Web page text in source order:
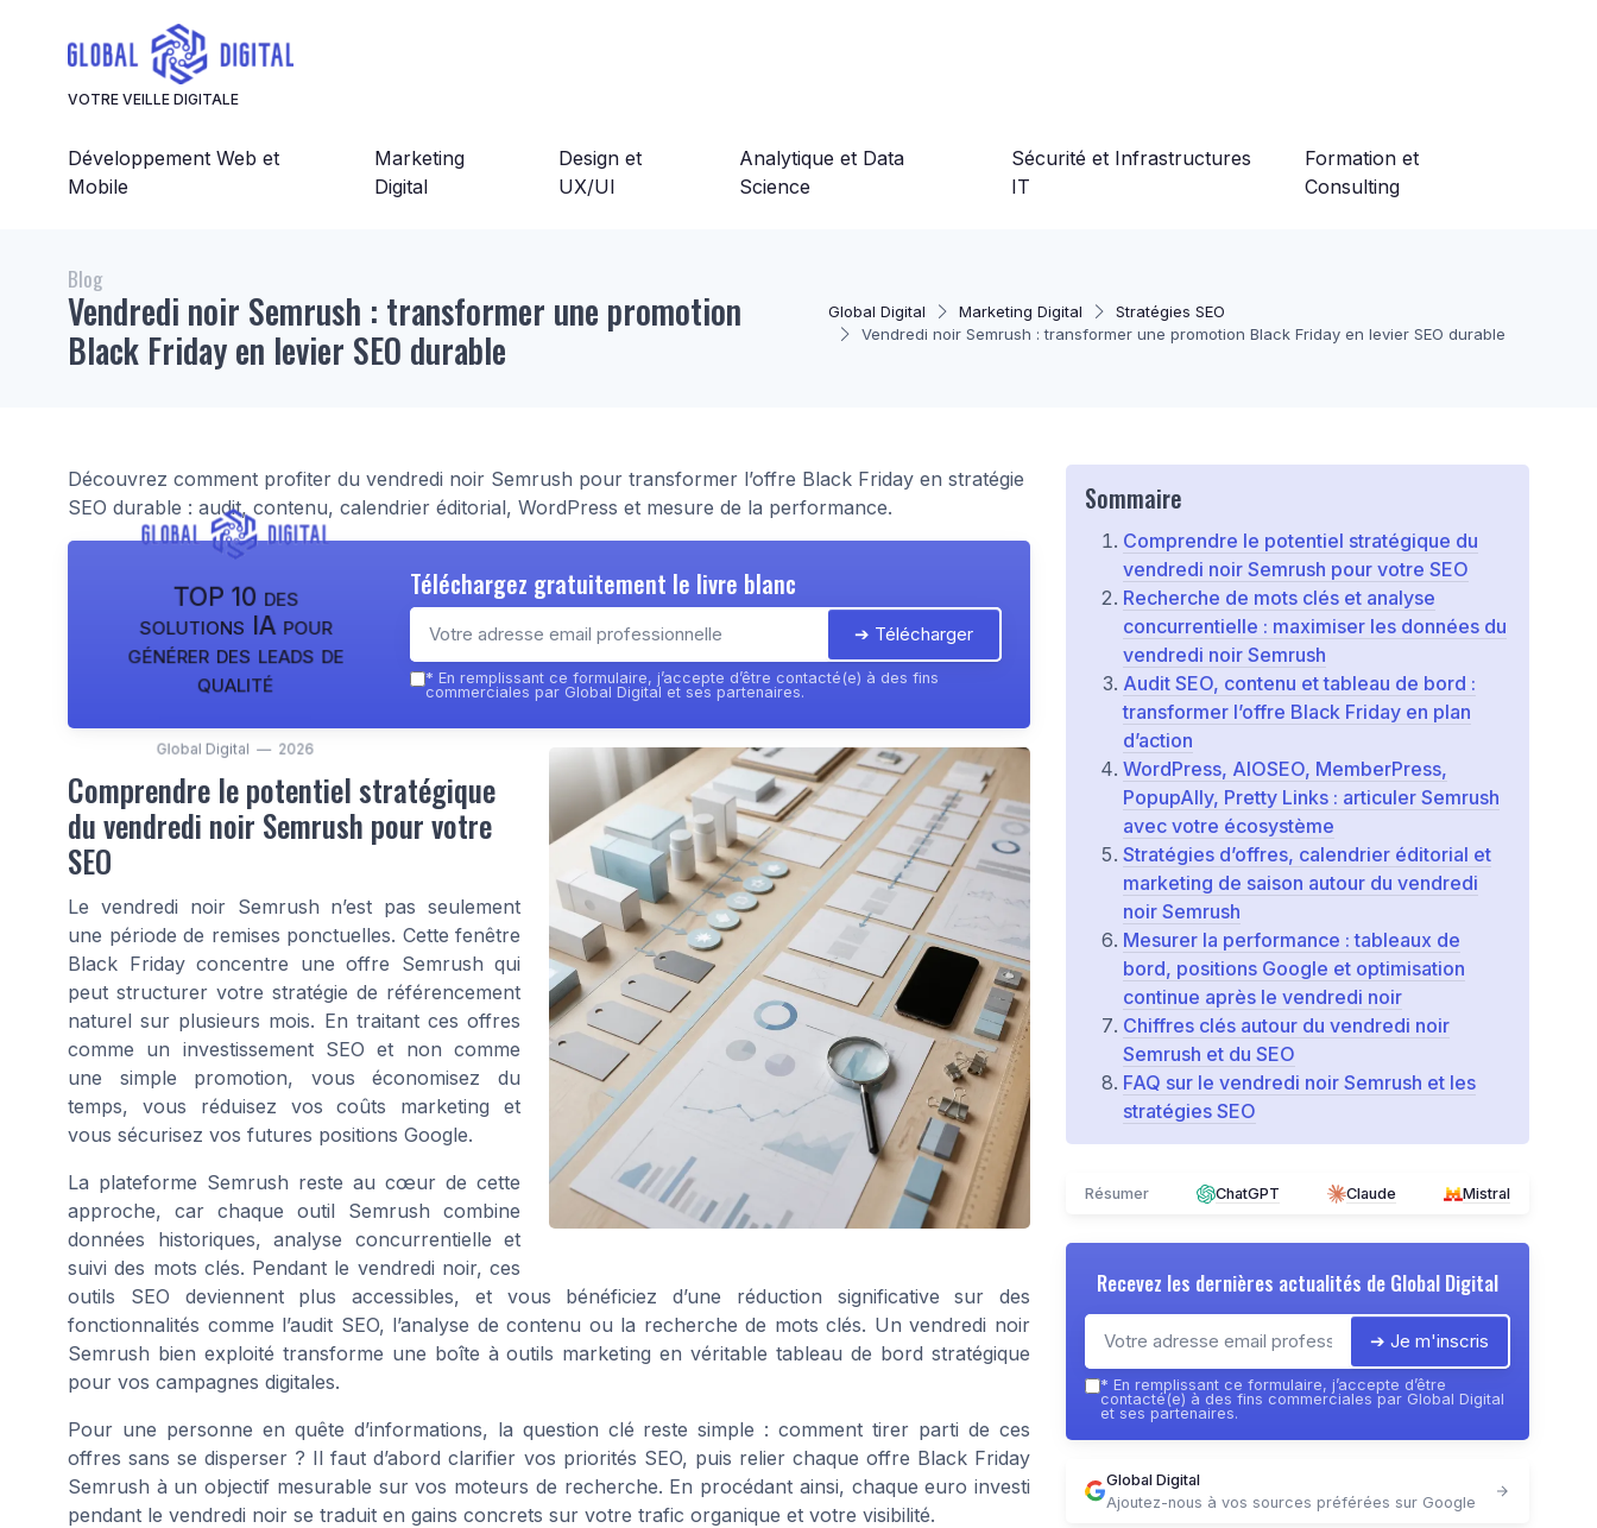
VOTRE VEILLE DIGITALE
Développement Web et
Mobile
Marketing
Digital
Design et
UX/UI
Analytique et Data
Science
Sécurité et Infrastructures
IT
Formation et
Consulting
Global Digital Marketing Digital
Stratégies SEO
Vendredi noir Semrush : transformer une promotion Black Friday en levier SEO durable
Blog
Vendredi noir Semrush : transformer une promotion
Black Friday en levier SEO durable
Découvrez comment profiter du vendredi noir Semrush pour transformer l’offre Black Friday en stratégie
SEO durable : audit, contenu, calendrier éditorial, WordPress et mesure de la performance.
TOP 10 des
solutions IA pour
générer des leads de
qualité
Global Digital — 2026
Téléchargez gratuitement le livre blanc
➔ Télécharger
* En remplissant ce formulaire, j’accepte d’être contacté(e) à des fins
commerciales par Global Digital et ses partenaires.
Comprendre le potentiel stratégique
du vendredi noir Semrush pour votre
SEO
Le vendredi noir Semrush n’est pas seulement
une période de remises ponctuelles. Cette fenêtre
Black Friday concentre une offre Semrush qui
peut structurer votre stratégie de référencement
naturel sur plusieurs mois. En traitant ces offres
comme un investissement SEO et non comme
une simple promotion, vous économisez du
temps, vous réduisez vos coûts marketing et
vous sécurisez vos futures positions Google.
La plateforme Semrush reste au cœur de cette
approche, car chaque outil Semrush combine
données historiques, analyse concurrentielle et
suivi des mots clés. Pendant le vendredi noir, ces
outils SEO deviennent plus accessibles, et vous bénéficiez d’une réduction significative sur des
fonctionnalités comme l’audit SEO, l’analyse de contenu ou la recherche de mots clés. Un vendredi noir
Semrush bien exploité transforme une boîte à outils marketing en véritable tableau de bord stratégique
pour vos campagnes digitales.
Pour une personne en quête d’informations, la question clé reste simple : comment tirer parti de ces
offres sans se disperser ? Il faut d’abord clarifier vos priorités SEO, puis relier chaque offre Black Friday
Semrush à un objectif mesurable sur vos moteurs de recherche. En procédant ainsi, chaque euro investi
pendant le vendredi noir se traduit en gains concrets sur votre trafic organique et votre visibilité.
Sommaire
Comprendre le potentiel stratégique du
vendredi noir Semrush pour votre SEO
Recherche de mots clés et analyse
concurrentielle : maximiser les données du
vendredi noir Semrush
Audit SEO, contenu et tableau de bord :
transformer l’offre Black Friday en plan
d’action
WordPress, AIOSEO, MemberPress,
PopupAlly, Pretty Links : articuler Semrush
avec votre écosystème
Stratégies d’offres, calendrier éditorial et
marketing de saison autour du vendredi
noir Semrush
Mesurer la performance : tableaux de
bord, positions Google et optimisation
continue après le vendredi noir
Chiffres clés autour du vendredi noir
Semrush et du SEO
FAQ sur le vendredi noir Semrush et les
stratégies SEO
Résumer ChatGPT Claude Mistral
Recevez les dernières actualités de Global Digital
➔ Je m'inscris
* En remplissant ce formulaire, j’accepte d’être
contacté(e) à des fins commerciales par Global Digital
et ses partenaires.
Global Digital
Ajoutez-nous à vos sources préférées sur Google